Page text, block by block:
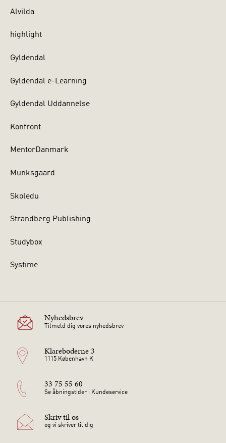
Alvilda
highlight
Gyldendal
Gyldendal e-Learning
Gyldendal Uddannelse
Konfront
MentorDanmark
Munksgaard
Skoledu
Strandberg Publishing
Studybox
Systime
Nyhedsbrev
Tilmeld dig vores nyhedsbrev
Klareboderne 3
1115 København K
33 75 55 60
Se åbningstider i Kundeservice
Skriv til os
og vi skriver til dig